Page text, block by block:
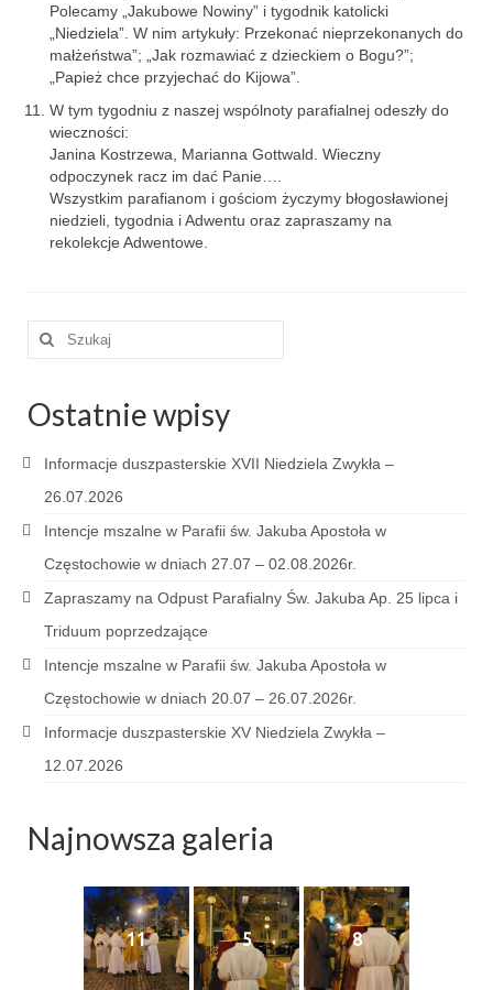
Sakrament namaszczenia chorych
Galeria
Galerie 2026
Niedziela Palmowa 29.03.2026
Wielki Czwartek 02.04.2026
Wielki Piątek 03.04.2026
Pożegnanie Ks. Mateusza 29.06.2025
Zakończenie Oktawy Bożego Ciała
26.06.2025
Galerie 2024
Niedziela Palmowa 24.03.2024
Wigilia Paschalna 30.03.2024
Odpust 2024
Bierzmowanie 27.11.2023
Zakończenie oktawy 2023
Niedziela Palmowa 2023
Galerie 2022
Polecamy „Jakubowe Nowiny” i tygodnik katolicki
„Niedziela”. W nim artykuły: Przekonać nieprzekonanych do
małżeństwa”; „Jak rozmawiać z dzieckiem o Bogu?”;
„Papież chce przyjechać do Kijowa”.
W tym tygodniu z naszej wspólnoty parafialnej odeszły do
wieczności:
Janina Kostrzewa, Marianna Gottwald. Wieczny
odpoczynek racz im dać Panie….
Wszystkim parafianom i gościom życzymy błogosławionej
niedzieli, tygodnia i Adwentu oraz zapraszamy na
rekolekcje Adwentowe.
Szuklaj
Ostatnie wpisy
Informacje duszpasterskie XVII Niedziela Zwykła –
26.07.2026
Intencje mszalne w Parafii św. Jakuba Apostoła w
Częstochowie w dniach 27.07 – 02.08.2026r.
Zapraszamy na Odpust Parafialny Św. Jakuba Ap. 25 lipca i
Triduum poprzedzające
Intencje mszalne w Parafii św. Jakuba Apostoła w
Częstochowie w dniach 20.07 – 26.07.2026r.
Informacje duszpasterskie XV Niedziela Zwykła –
12.07.2026
Najnowsza galeria
11 5 8